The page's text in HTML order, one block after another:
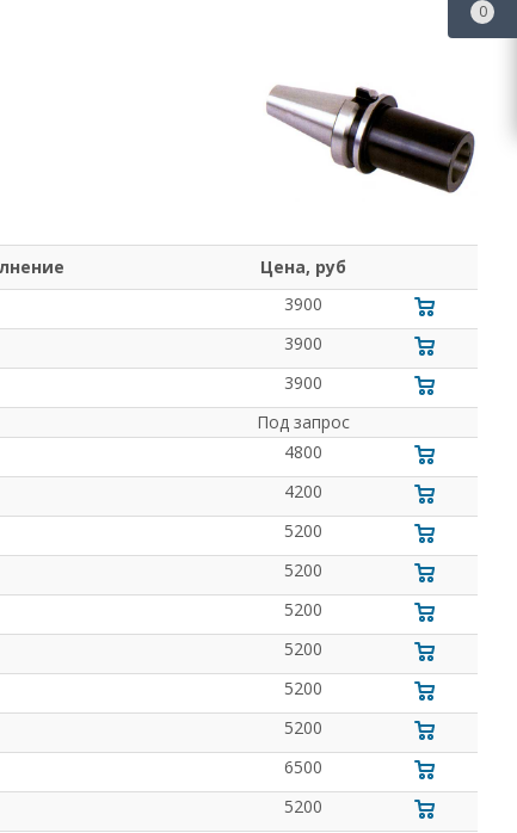
Цена, руб
3900
3900
3900
Под запрос
4800
4200
5200
5200
5200
5200
5200
5200
6500
5200
0